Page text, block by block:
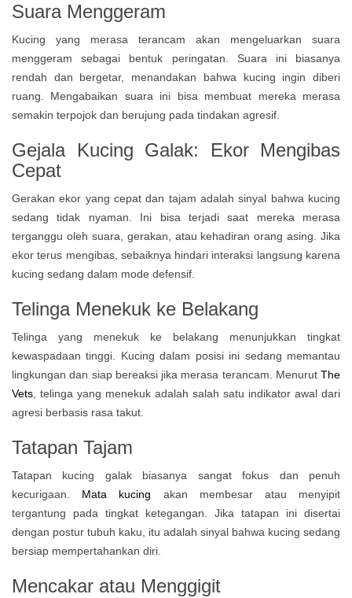
Suara Menggeram
Kucing yang merasa terancam akan mengeluarkan suara
menggeram sebagai bentuk peringatan. Suara ini biasanya
rendah dan bergetar, menandakan bahwa kucing ingin diberi
ruang. Mengabaikan suara ini bisa membuat mereka merasa
semakin terpojok dan berujung pada tindakan agresif.
Gejala Kucing Galak: Ekor Mengibas
Cepat
Gerakan ekor yang cepat dan tajam adalah sinyal bahwa kucing
sedang tidak nyaman. Ini bisa terjadi saat mereka merasa
terganggu oleh suara, gerakan, atau kehadiran orang asing. Jika
ekor terus mengibas, sebaiknya hindari interaksi langsung karena
kucing sedang dalam mode defensif.
Telinga Menekuk ke Belakang
Telinga yang menekuk ke belakang menunjukkan tingkat
kewaspadaan tinggi. Kucing dalam posisi ini sedang memantau
lingkungan dan siap bereaksi jika merasa terancam. Menurut The
Vets, telinga yang menekuk adalah salah satu indikator awal dari
agresi berbasis rasa takut.
Tatapan Tajam
Tatapan kucing galak biasanya sangat fokus dan penuh
kecurigaan. Mata kucing akan membesar atau menyipit
tergantung pada tingkat ketegangan. Jika tatapan ini disertai
dengan postur tubuh kaku, itu adalah sinyal bahwa kucing sedang
bersiap mempertahankan diri.
Mencakar atau Menggigit